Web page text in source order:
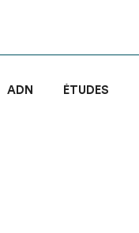
ADN ÉTUDES